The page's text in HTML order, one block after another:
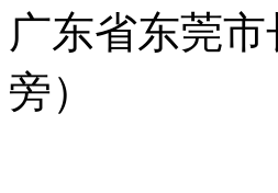
广东省东莞
旁）